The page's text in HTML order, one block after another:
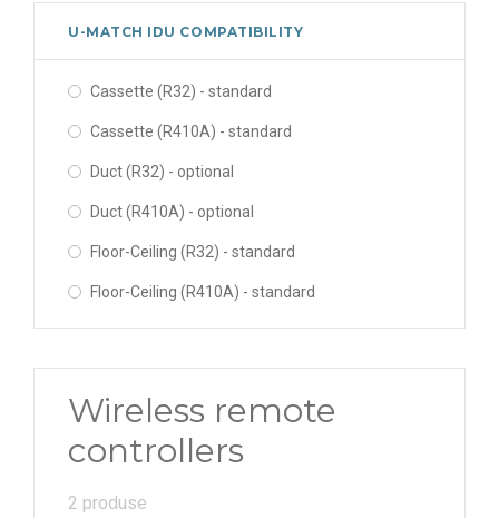
U-MATCH IDU COMPATIBILITY
Cassette (R32) - standard
Cassette (R410A) - standard
Duct (R32) - optional
Duct (R410A) - optional
Floor-Ceiling (R32) - standard
Floor-Ceiling (R410A) - standard
Wireless remote
controllers
2 produse